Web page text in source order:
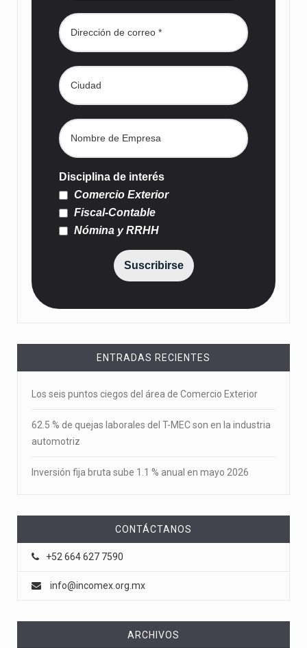
Disciplina de interés
Comercio Exterior
Fiscal-Contable
Nómina y RRHH
Suscribirse
ENTRADAS RECIENTES
Los seis puntos ciegos del área de Comercio Exterior
62.5 % de quejas laborales del T-MEC son en la industria
automotriz
Inversión fija bruta sube 1.1 % anual en mayo 2026
CONTÁCTANOS
+52 664 627 7590
info@incomex.org.mx
ARCHIVOS